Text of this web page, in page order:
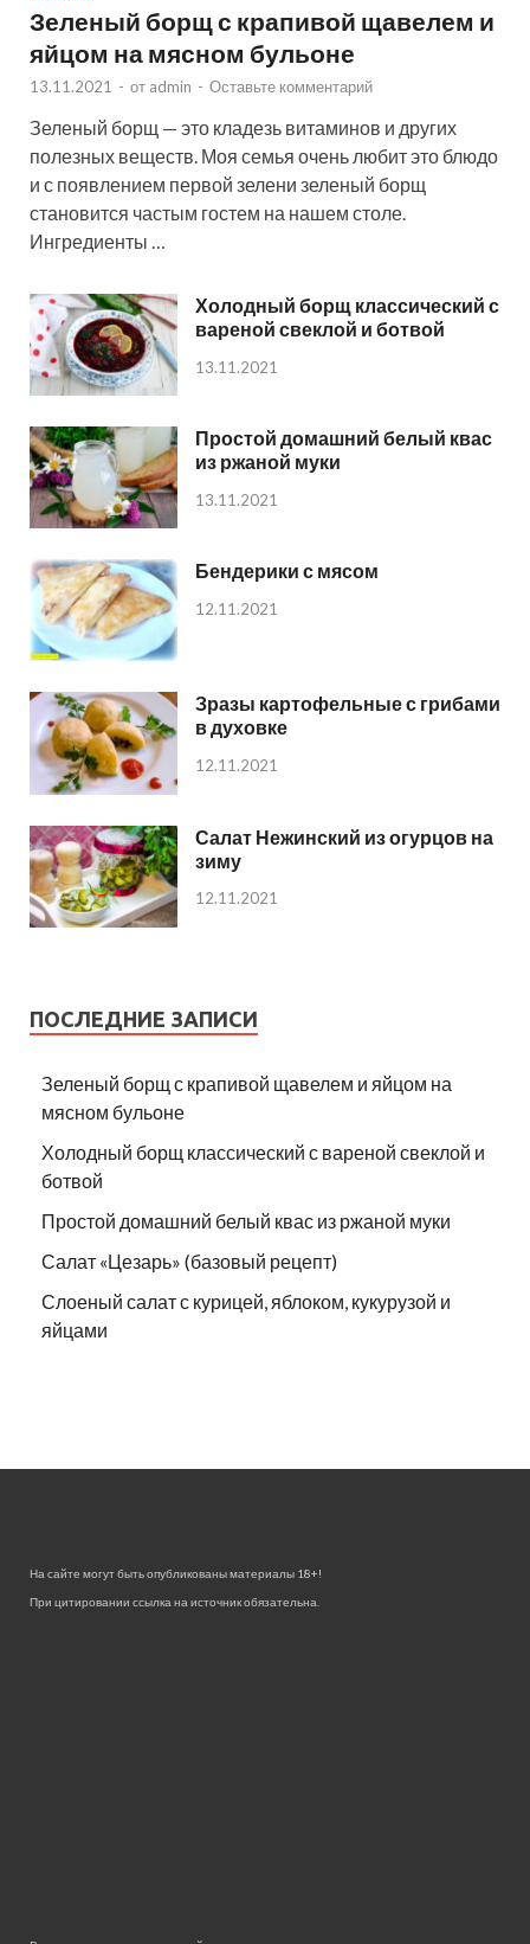
Зеленый борщ с крапивой щавелем и
яйцом на мясном бульоне
13.11.2021 - от admin - Оставьте комментарий
Зеленый борщ — это кладезь витаминов и других
полезных веществ. Моя семья очень любит это блюдо
и с появлением первой зелени зеленый борщ
становится частым гостем на нашем столе.
Ингредиенты …
Холодный борщ классический с
вареной свеклой и ботвой
13.11.2021
Простой домашний белый квас
из ржаной муки
13.11.2021
Бендерики с мясом
12.11.2021
Зразы картофельные с грибами
в духовке
12.11.2021
Салат Нежинский из огурцов на
зиму
12.11.2021
ПОСЛЕДНИЕ ЗАПИСИ
Зеленый борщ с крапивой щавелем и яйцом на
мясном бульоне
Холодный борщ классический с вареной свеклой и
ботвой
Простой домашний белый квас из ржаной муки
Салат «Цезарь» (базовый рецепт)
Слоеный салат с курицей, яблоком, кукурузой и
яйцами
На сайте могут быть опубликованы материалы 18+!
При цитировании ссылка на источник обязательна.